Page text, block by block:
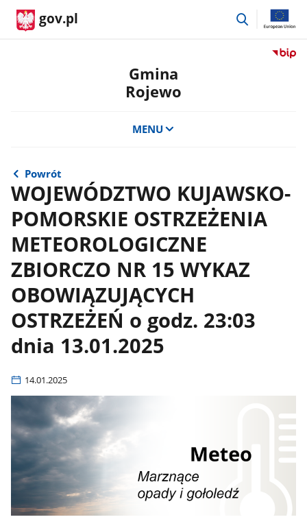
gov.pl
przejdź
Przejdź
Gmina
Rojewo
MENU
Powrót
WOJEWÓDZTWO KUJAWSKO-
POMORSKIE OSTRZEŻENIA
METEOROLOGICZNE
ZBIORCZO NR 15 WYKAZ
OBOWIĄZUJĄCYCH
OSTRZEŻEŃ o godz. 23:03
dnia 13.01.2025
14.01.2025